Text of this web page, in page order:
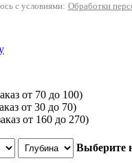
с условиями: Обработки
от 70 до 100)
от 30 до 70)
от 160 до 270)
Выберите